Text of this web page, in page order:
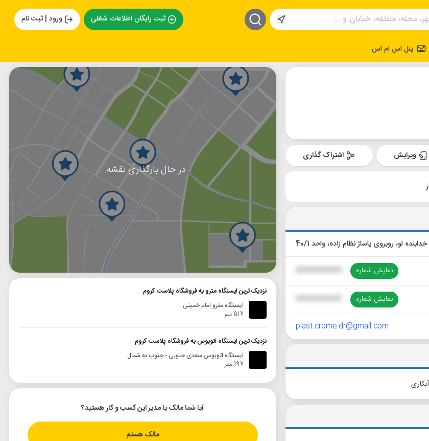
ثبت رایگان اطلاعات شغلی ورود | ثبت نام
پنل اس ام اس
ویرایش اشتراک گذاری
نمایش شماره XXXXXXXXXX
نمایش شماره XXXXXXXXXX
plast.crome.dr@gmail.com
در حال بارگذاری نقشه...
نزدیک ترین ایستگاه مترو به فروشگاه پلاست کروم
ایستگاه مترو امام خمینی
517 متر
نزدیک ترین ایستگاه اتوبوس به فروشگاه پلاست کروم
ایستگاه اتوبوس سعدی جنوبی - جنوب به شمال
197 متر
آیا شما مالک یا مدیر این کسب و کار هستید؟
مالک هستم